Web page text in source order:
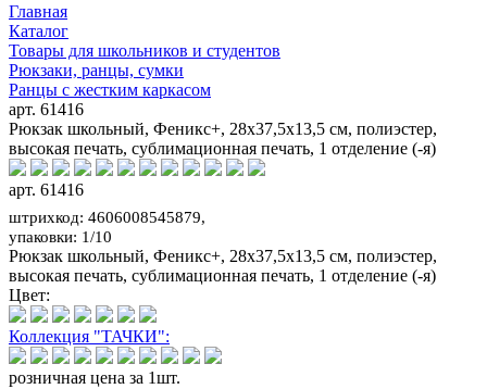
Главная
Каталог
Товары для школьников и студентов
Рюкзаки, ранцы, сумки
Ранцы с жестким каркасом
арт. 61416
Рюкзак школьный, Феникс+, 28х37,5х13,5 см, полиэстер,
высокая печать, сублимационная печать, 1 отделение (-я)
арт. 61416
штрихкод: 4606008545879,
упаковки: 1/10
Рюкзак школьный, Феникс+, 28х37,5х13,5 см, полиэстер,
высокая печать, сублимационная печать, 1 отделение (-я)
Цвет:
Коллекция "ТАЧКИ":
розничная цена за 1шт.